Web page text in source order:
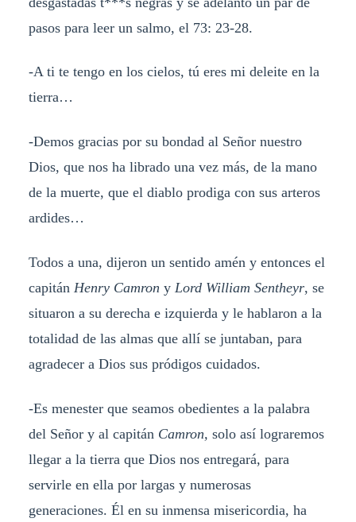
pasos para leer un salmo, el 73: 23-28.
-A ti te tengo en los cielos, tú eres mi deleite en la
tierra…
-Demos gracias por su bondad al Señor nuestro
Dios, que nos ha librado una vez más, de la mano
de la muerte, que el diablo prodiga con sus arteros
ardides…
Todos a una, dijeron un sentido amén y entonces el
capitán Henry Camron y Lord William Sentheyr, se
situaron a su derecha e izquierda y le hablaron a la
totalidad de las almas que allí se juntaban, para
agradecer a Dios sus pródigos cuidados.
-Es menester que seamos obedientes a la palabra
del Señor y al capitán Camron, solo así lograremos
llegar a la tierra que Dios nos entregará, para
servirle en ella por largas y numerosas
generaciones. Él en su inmensa misericordia, ha